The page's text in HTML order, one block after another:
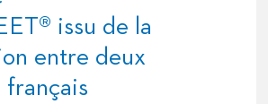
issu de la
entre deux
français